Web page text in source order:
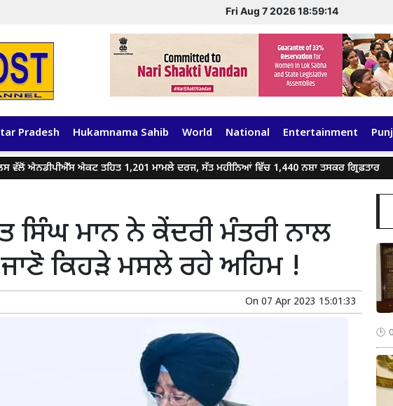
Fri Aug 7 2026 18:59:14
Pradesh Hukamnama Sahib World National Entertainment
ਐਕਟ ਤਹਿਤ 1,201 ਮਾਮਲੇ ਦਰਜ, ਸੱਤ ਮਹੀਨਿਆਂ ਵਿੱਚ 1,440 ਨਸ਼ਾ ਤਸਕਰ ਗ੍ਰਿਫ਼ਤਾਰ
ਸਿੰਘ ਮਾਨ ਨੇ ਕੇਂਦਰੀ ਮੰਤਰੀ ਨਾਲ
ਜਾਣੋ ਕਿਹੜੇ ਮਸਲੇ ਰਹੇ ਅਹਿਮ !
On 07 Apr 2023 15:01:33